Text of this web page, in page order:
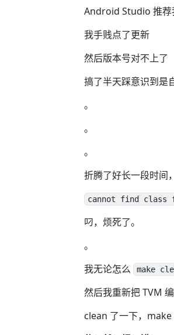
Android Studio 推荐
我手贱点了更新
然后版本号对不上了
搞了半天踩意识到是
。
。
。
折腾了好长一段时间
cannot find class
叼，烦死了。
。
我无论怎么
make
然后我重新把 TVM
clean 了一下，make